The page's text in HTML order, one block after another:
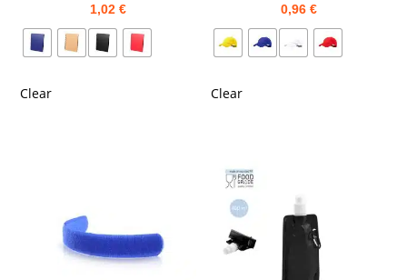
1,02€
Clear
0,96 €
Clear